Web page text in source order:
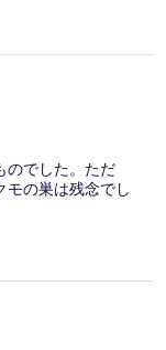
のでした。ただ
モの巣は残念でし